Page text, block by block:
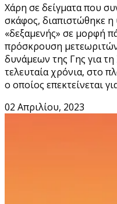
Χάρη σε δείγματα που
σκάφος, διαπιστώθηκε η
«δεξαμενής» σε μορφή
πρόσκρουση
δυνάμεων της Γης για
τελευταία χρόνια, στο
ο οποίος επεκτείνεται
02 Απριλίου, 2023